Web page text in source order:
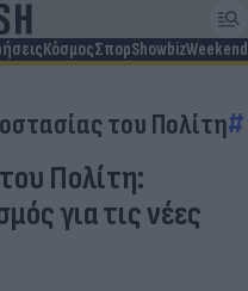
ΚόσμοςΣπορShowbizWeekend
του Πολίτη
Πολίτη:
για τις νέες